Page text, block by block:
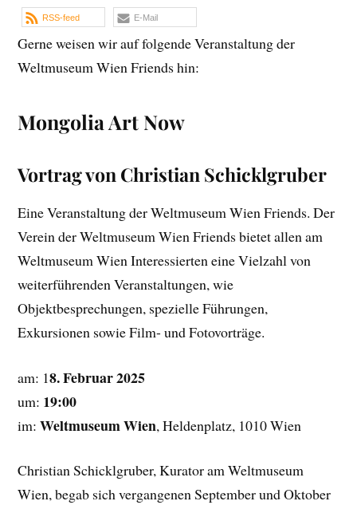
RSS-feed E-Mail
Gerne weisen wir auf folgende Veranstaltung der
Weltmuseum Wien Friends hin:
Mongolia Art Now
Vortrag von Christian Schicklgruber
Eine Veranstaltung der Weltmuseum Wien Friends. Der
Verein der Weltmuseum Wien Friends bietet allen am
Weltmuseum Wien Interessierten eine Vielzahl von
weiterführenden Veranstaltungen, wie
Objektbesprechungen, spezielle Führungen,
Exkursionen sowie Film- und Fotovorträge.
am: 18. Februar 2025
um: 19:00
im:Weltmuseum Wien, Heldenplatz, 1010 Wien
Christian Schicklgruber, Kurator am Weltmuseum
Wien, begab sich vergangenen September und Oktober